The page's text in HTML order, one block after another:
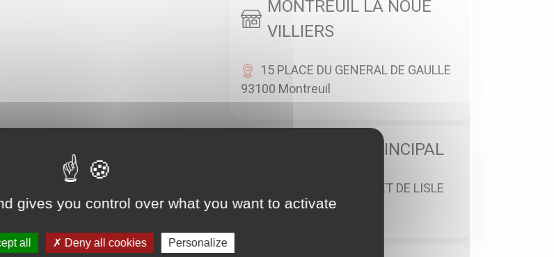
MONTREUIL LA NOUE
VILLIERS
15 PLACE DU GENERAL DE GAULLE
93100 Montreuil
MONTREUIL PRINCIPAL
44 BOULEVARD ROUGET DE LISLE
93100 Montreuil
gives you control over what you want to activate
all Deny all cookies Personalize